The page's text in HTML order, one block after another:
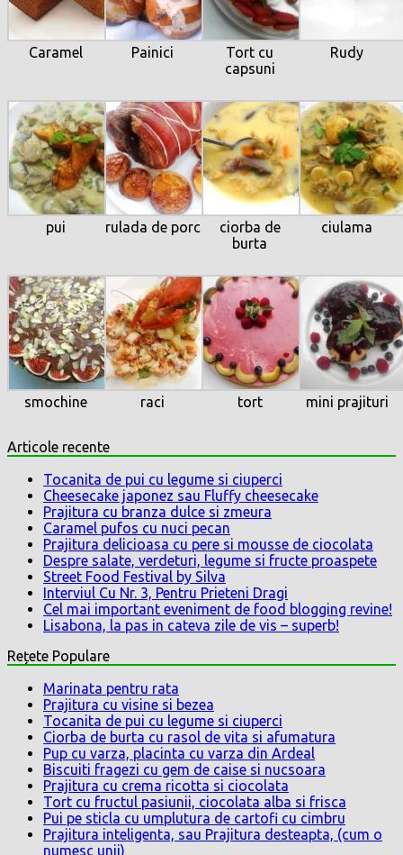
Caramel Painici
Tort cu
capsuni
Rudy
pui rulada de porc
ciorba de
burta
ciulama
smochine raci tort mini prajituri
Articole recente
Tocanita de pui cu legume si ciuperci
Cheesecake japonez sau Fluffy cheesecake
Prajitura cu branza dulce si zmeura
Caramel pufos cu nuci pecan
Prajitura delicioasa cu pere si mousse de ciocolata
Despre salate, verdeturi, legume si fructe proaspete
Street Food Festival by Silva
Interviul Cu Nr. 3, Pentru Prieteni Dragi
Cel mai important eveniment de food blogging revine!
Lisabona, la pas in cateva zile de vis – superb!
Rețete Populare
Marinata pentru rata
Prajitura cu visine si bezea
Tocanita de pui cu legume si ciuperci
Ciorba de burta cu rasol de vita si afumatura
Pup cu varza, placinta cu varza din Ardeal
Biscuiti fragezi cu gem de caise si nucsoara
Prajitura cu crema ricotta si ciocolata
Tort cu fructul pasiunii, ciocolata alba si frisca
Pui pe sticla cu umplutura de cartofi cu cimbru
Prajitura inteligenta, sau Prajitura desteapta, (cum o
numesc unii)